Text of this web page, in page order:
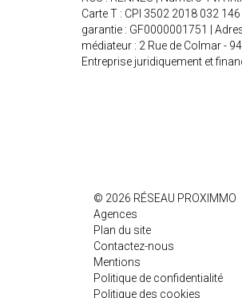
Carte T : CPI 3502 2018 032
garantie : GF0000001751 |
médiateur : 2 Rue de Colmar -
Entreprise juridiquement et
© 2026 RÉSEAU PROXIMMO
Agences
Plan du site
Contactez-nous
Mentions
Politique de confidentialité
Politique des cookies